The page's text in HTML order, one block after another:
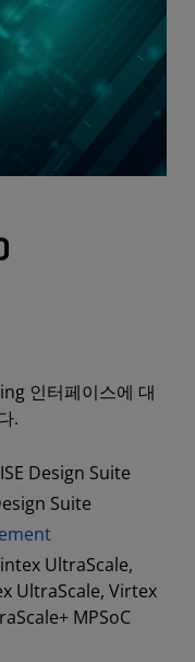
인터페이스에 대
.
Design Suite
Suite
UltraScale,
UltraScale, Virtex
MPSoC